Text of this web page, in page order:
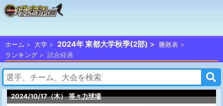
ホーム 大学 2024年 東都大学秋季(2部)
勝敗表
ランキング
試合経過
2024/10/17（木） 等々力球場